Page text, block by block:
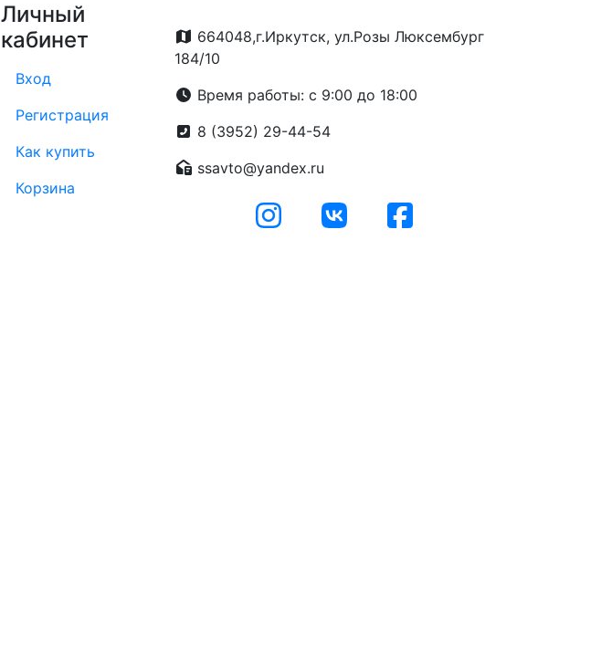
Личный
кабинет
Вход
Регистрация
Как купить
Корзина
664048,г.Иркутск, ул.Розы Люксембург
184/10
Время работы: с 9:00 до 18:00
8 (3952) 29-44-54
ssavto@yandex.ru